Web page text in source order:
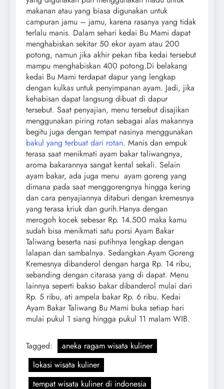
makanan atau yang biasa digunakan untuk
campuran jamu – jamu, karena rasanya yang tidak
terlalu manis. Dalam sehari kedai Bu Mami dapat
menghabiskan sekitar 50 ekor ayam atau 200
potong, namun jika akhir pekan tiba kedai tersebut
mampu menghabiskan 400 potong.Di belakang
kedai Bu Mami terdapat dapur yang lengkap
dengan kulkas untuk penyimpanan ayam. Jadi, jika
kehabisan dapat langsung dibuat di dapur
tersebut. Saat penyajian, menu tersebut disajikan
menggunakan piring rotan sebagai alas makannya
begitu juga dengan tempat nasinya menggunakan
bakul yang terbuat dari rotan. Manis dan empuk
terasa saat menikmati ayam bakar taliwangnya,
aroma bakarannya sangat kental sekali. Selain
ayam bakar, ada juga menu ayam goreng yang
dimana pada saat menggorengnya hingga kering
dan cara penyajiannya ditaburi dengan kremesnya
yang terasa kriuk dan gurih.Hanya dengan
merogoh kocek sebesar Rp. 14.500 maka kamu
sudah bisa menikmati satu porsi Ayam Bakar
Taliwang beserta nasi putihnya lengkap dengan
lalapan dan sambalnya. Sedangkan Ayam Goreng
Kremesnya dibanderol dengan harga Rp. 14 ribu,
sebanding dengan citarasa yang di dapat. Menu
lainnya seperti bakso bakar dibanderol mulai dari
Rp. 5 ribu, ati ampela bakar Rp. 6 ribu. Kedai
Ayam Bakar Taliwang Bu Mami buka setiap hari
mulai pukul 1 siang hingga pukul 11 malam WIB.
Tagged:
aneka ragam wisata kuliner
lokasi wisata kuliner
tempat wisata kuliner di indonesia